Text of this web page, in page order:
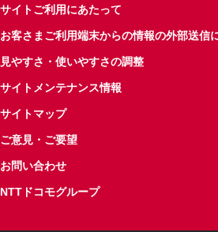
サイトご利用にあたって
お客さまご利用端末からの情報の外部送信
見やすさ・使いやすさの調整
サイトメンテナンス情報
サイトマップ
ご意見・ご要望
お問い合わせ
NTTドコモグループ